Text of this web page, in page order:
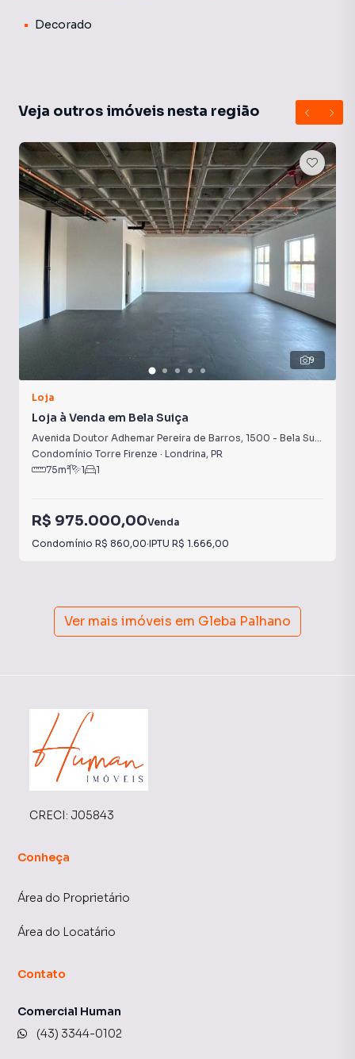
Decorado
Veja outros imóveis nesta região
9
Loja
Loja à Venda em Bela Suiça
Avenida Doutor Adhemar Pereira de Barros, 1500 - Bela Suiça
Condomínio Torre Firenze · Londrina, PR
75m² 1 1
R$ 975.000,00Venda
Condomínio R$ 860,00·IPTU R$ 1.666,00
Ver mais imóveis em Gleba Palhano
CRECI: J05843
Conheça
Área do Proprietário
Área do Locatário
Contato
Comercial Human
(43) 3344-0102